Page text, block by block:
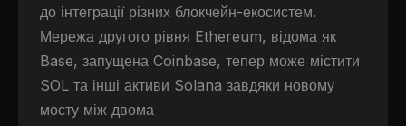
до інтеграції різних блокчейн-екосистем.
Мережа другого рівня Ethereum, відома як
Base, запущена Coinbase, тепер може містити
SOL та інші активи Solana завдяки новому
мосту між двома